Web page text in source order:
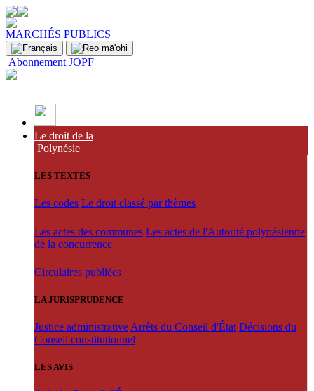
MARCHÉS PUBLICS
Abonnement JOPF
Le droit de la
Polynésie
LES TEXTES
Les codes Le droit classé par thèmes
Les actes des communes Les actes de l'Autorité polynésienne
de la concurrence
Circulaires publiées
LA JURISPRUDENCE
Justice administrative Arrêts du Conseil d'État Décisions du
Conseil constitutionnel
LES AVIS